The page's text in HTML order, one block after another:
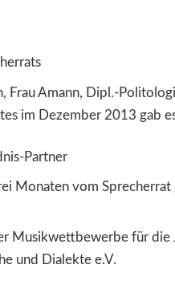
Frau Amann, Dipl.-
im Dezember 2013 gab
Partner
Monaten vom
Musikwettbewerbe für die
und Dialekte e.V.